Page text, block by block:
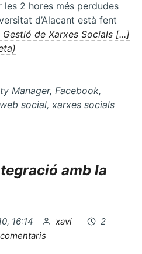
les 2 hores més perdudes
d’Alacant està fent
de Xarxes Socials [...]
Manager, Facebook,
social, xarxes socials
amb la
16:14 per
xavi
2